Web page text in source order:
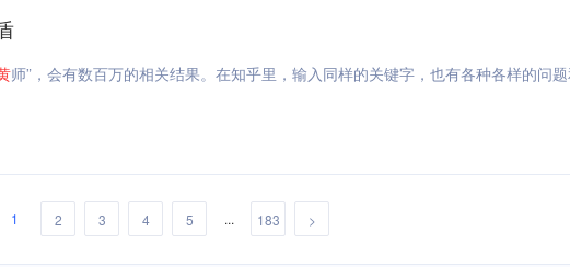
师”，会有数百万的相关结果。在知乎里，输入同样的关键字，也有各种各样的问
1 2 3 4 5 ... 183 >